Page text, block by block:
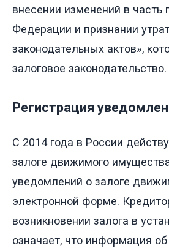
внесении изменений в часть
Федерации и признании
законодательных актов»,
залоговое законодательство.
Регистрация
С 2014 года в России
залоге движимого
уведомлений о залоге
электронной форме.
возникновении залога в
означает, что информация